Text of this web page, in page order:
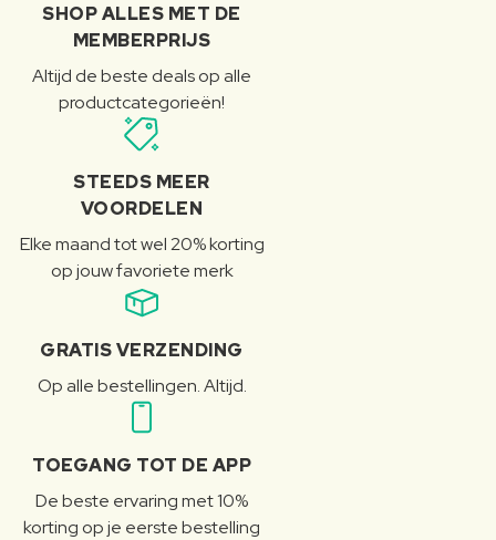
SHOP ALLES MET DE
MEMBERPRIJS
Altijd de beste deals op alle
productcategorieën!
STEEDS MEER
VOORDELEN
Elke maand tot wel 20% korting
op jouw favoriete merk
GRATIS VERZENDING
Op alle bestellingen. Altijd.
TOEGANG TOT DE APP
De beste ervaring met 10%
korting op je eerste bestelling